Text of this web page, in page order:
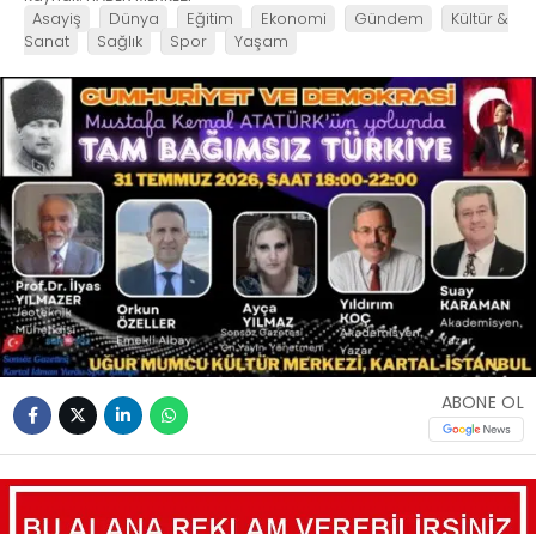
Asayiş Dünya Eğitim Ekonomi Gündem
Kültür &
Sanat
Sağlık Spor Yaşam
ABONE OL